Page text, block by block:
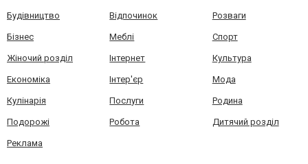
Будівництво Відпочинок Розваги
Бізнес Меблі Спорт
Жіночий розділ Інтернет Культура
Економіка Інтер'єр Мода
Кулінарія Послуги Родина
Подорожі Робота Дитячий розділ
Реклама